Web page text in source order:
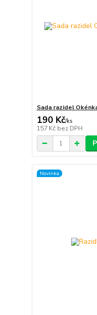
Sada razidel
190 Kč/ks
157 Kč bez DPH
Novinka